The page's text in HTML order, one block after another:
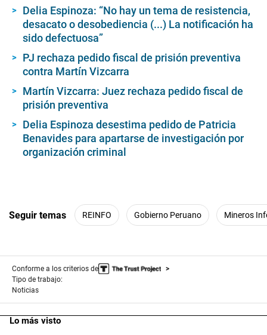
Delia Espinoza: “No hay un tema de resistencia,
desacato o desobediencia (...) La notificación ha
sido defectuosa”
PJ rechaza pedido fiscal de prisión preventiva
contra Martín Vizcarra
Martín Vizcarra: Juez rechaza pedido fiscal de
prisión preventiva
Delia Espinoza desestima pedido de Patricia
Benavides para apartarse de investigación por
organización criminal
Seguir temas REINFO Gobierno Peruano Mineros
Conforme a los criterios de
Tipo de trabajo:
Noticias
Lo más visto